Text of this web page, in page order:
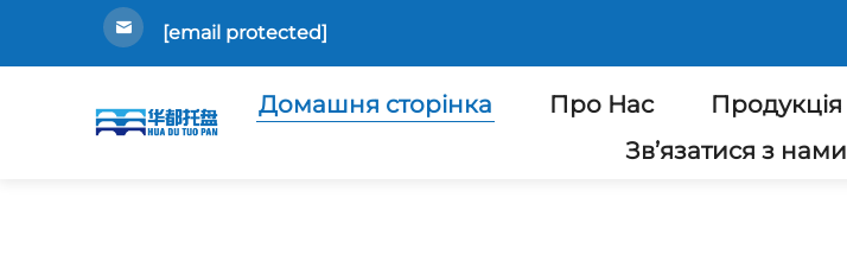
[email protected]
Домашня сторінка Про Нас Продукція
Зв’язатися з нами